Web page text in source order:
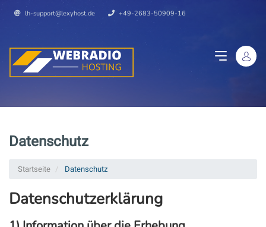
lh-support@lexyhost.de +49-2683-50909-16
Datenschutz
Startseite Datenschutz
Datenschutzerklärung